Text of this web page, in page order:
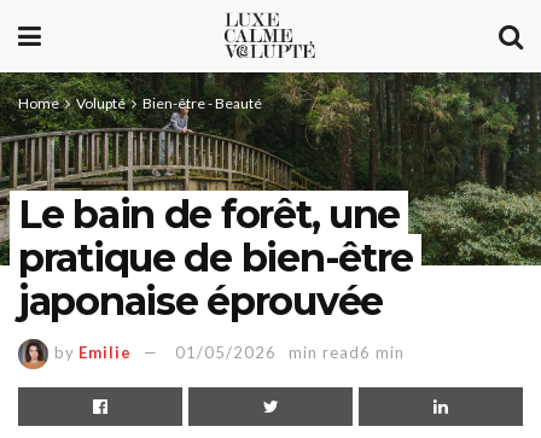
Home Volupté Bien-être - Beauté
Le bain de forêt, une
pratique de bien-être
japonaise éprouvée
by Emilie 01/05/2026 min read6 min